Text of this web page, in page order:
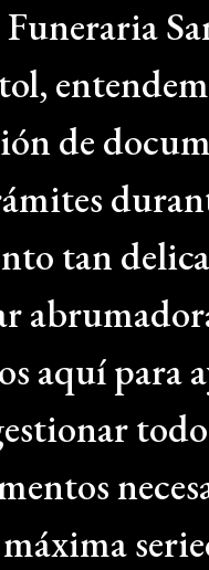
de
tan
aquí para